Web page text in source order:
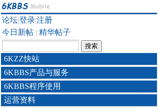
论坛|登录|注册
今日新帖 | 精华帖子
6KZZ快站
6KBBS产品与服务
6KBBS程序使用
运营资料